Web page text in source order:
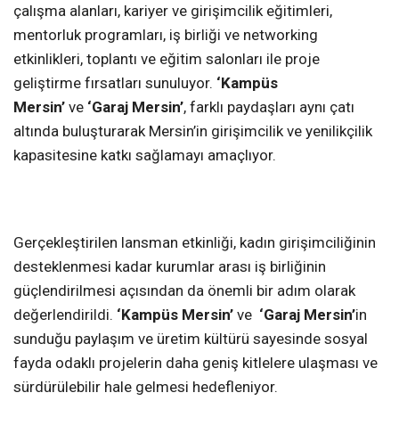
çalışma alanları, kariyer ve girişimcilik eğitimleri,
mentorluk programları, iş birliği ve networking
etkinlikleri, toplantı ve eğitim salonları ile proje
geliştirme fırsatları sunuluyor. ‘Kampüs
Mersin’ ve ‘Garaj Mersin’, farklı paydaşları aynı çatı
altında buluşturarak Mersin’in girişimcilik ve yenilikçilik
kapasitesine katkı sağlamayı amaçlıyor.
Gerçekleştirilen lansman etkinliği, kadın girişimciliğinin
desteklenmesi kadar kurumlar arası iş birliğinin
güçlendirilmesi açısından da önemli bir adım olarak
değerlendirildi. ‘Kampüs Mersin’ ve ‘Garaj Mersin’in
sunduğu paylaşım ve üretim kültürü sayesinde sosyal
fayda odaklı projelerin daha geniş kitlelere ulaşması ve
sürdürülebilir hale gelmesi hedefleniyor.